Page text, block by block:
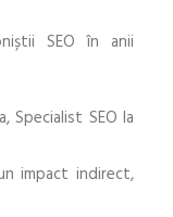
SEO în anii
Specialist SEO la
impact indirect,